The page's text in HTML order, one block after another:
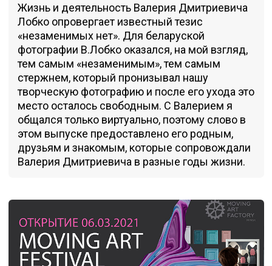
Жизнь и деятельность Валерия Дмитриевича
Лобко опровергает известный тезис
«незаменимых нет». Для беларуской
фотографии В.Лобко оказался, на мой взгляд,
тем самым «незаменимым», тем самым
стержнем, который пронизывал нашу
творческую фотографию и после его ухода это
место осталось свободным. С Валерием я
общался только виртуально, поэтому слово в
этом выпуске предоставлено его родным,
друзьям и знакомым, которые сопровождали
Валерия Дмитриевича в разные годы жизни.